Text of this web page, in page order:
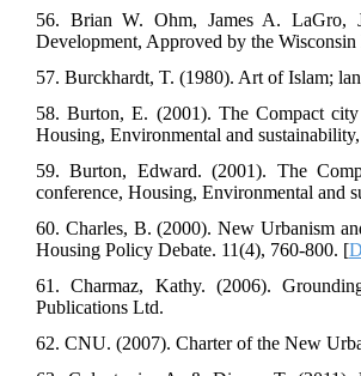
56. Brian W. Ohm, James A. LaGro,
Development, Approved by the
57. Burckhardt, T. (1980). Art of Islam;
58. Burton, E. (2001). The Compact
Housing, Environmental and
59. Burton, Edward. (2001). The
conference, Housing, Environmental and
60. Charles, B. (2000). New Urbanism
Housing Policy Debate. 11(4), 760-800. [
61. Charmaz, Kathy. (2006).
Publications Ltd.
62. CNU. (2007). Charter of the New